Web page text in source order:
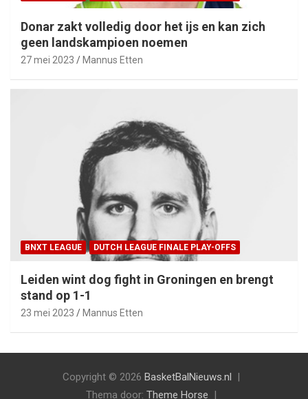
Donar zakt volledig door het ijs en kan zich
geen landskampioen noemen
27 mei 2023 Mannus Etten
BNXT LEAGUE DUTCH LEAGUE FINALE PLAY-OFFS
Leiden wint dog fight in Groningen en brengt
stand op 1-1
23 mei 2023 Mannus Etten
Copyright © 2026 BasketBalNieuws.nl
Thema door: Theme Horse